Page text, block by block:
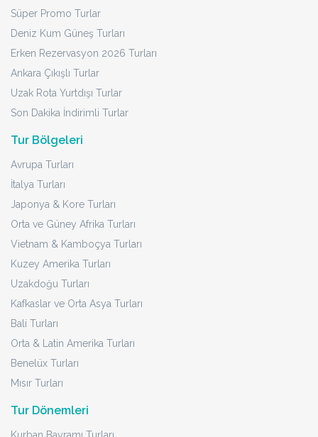
Süper Promo Turlar
Deniz Kum Güneş Turları
Erken Rezervasyon 2026 Turları
Ankara Çıkışlı Turlar
Uzak Rota Yurtdışı Turlar
Son Dakika İndirimli Turlar
Tur Bölgeleri
Avrupa Turları
İtalya Turları
Japonya & Kore Turları
Orta ve Güney Afrika Turları
Vietnam & Kamboçya Turları
Kuzey Amerika Turları
Uzakdoğu Turları
Kafkaslar ve Orta Asya Turları
Bali Turları
Orta & Latin Amerika Turları
Benelüx Turları
Mısır Turları
Tur Dönemleri